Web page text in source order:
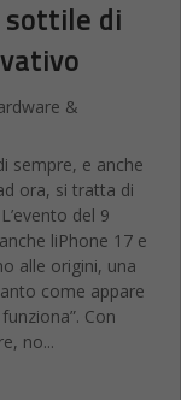
sottile di
&
sempre, e anche
ora, si tratta di
del 9
liPhone 17 e
alle origini, una
come appare
Con
no...